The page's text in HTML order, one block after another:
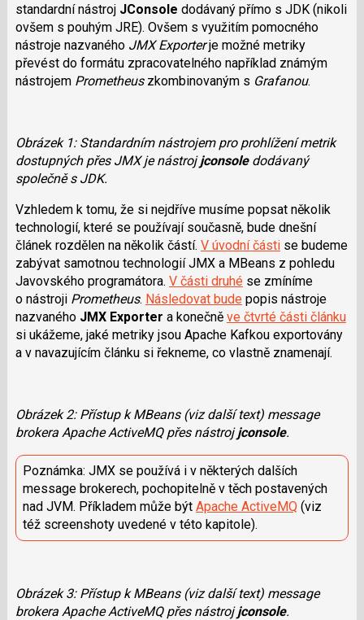
standardní nástroj JConsole dodávaný přímo s JDK (nikoli
ovšem s pouhým JRE). Ovšem s využitím pomocného
nástroje nazvaného JMX Exporterje možné metriky
převést do formátu zpracovatelného například známým
nástrojem Prometheuszkombinovaným s Grafanou.
Obrázek 1: Standardním nástrojem pro prohlížení metrik
dostupných přes JMX je nástrojjconsoledodávaný
společně s JDK.
Vzhledem k tomu, že si nejdříve musíme popsat několik
technologií, které se používají současně, bude dnešní
článek rozdělen na několik částí. V úvodní částise budeme
zabývat samotnou technologií JMX a MBeans z pohledu
Javovského programátora. V části druhése zmíníme
o nástroji Prometheus. Následovat budepopis nástroje
nazvaného JMX Exporter a konečně ve čtvrté části článku
si ukážeme, jaké metriky jsou Apache Kafkou exportovány
a v navazujícím článku si řekneme, co vlastně znamenají.
Obrázek 2: Přístup k MBeans (viz další text) message
brokera Apache ActiveMQ přes nástrojjconsole.
Poznámka: JMX se používá i v některých dalších
message brokerech, pochopitelně v těch postavených
nad JVM. Příkladem může být Apache ActiveMQ(viz
též screenshoty uvedené v této kapitole).
Obrázek 3: Přístup k MBeans (viz další text) message
brokera Apache ActiveMQ přes nástrojjconsole.